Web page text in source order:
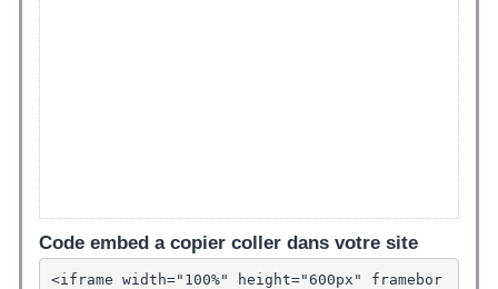
Code embed a copier coller dans votre site
<iframe width="100%" height="600px" framebor